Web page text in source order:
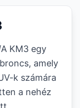
KM3 egy
amely
k számára
a nehéz